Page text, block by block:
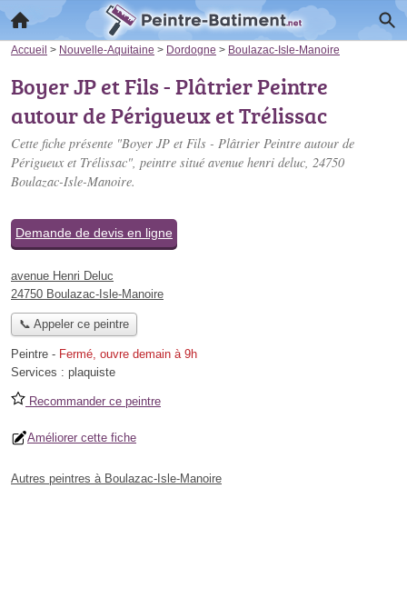
Accueil > Nouvelle-Aquitaine > Dordogne > Boulazac-Isle-Manoire
Boyer JP et Fils - Plâtrier Peintre
autour de Périgueux et Trélissac
Cette fiche présente "Boyer JP et Fils - Plâtrier Peintre autour de
Périgueux et Trélissac", peintre situé avenue henri deluc, 24750
Boulazac-Isle-Manoire.
Demande de devis en ligne
avenue Henri Deluc
24750 Boulazac-Isle-Manoire
📞 Appeler ce peintre
Peintre - Fermé, ouvre demain à 9h
Services : plaquiste
Recommander ce peintre
Améliorer cette fiche
Autres peintres à Boulazac-Isle-Manoire